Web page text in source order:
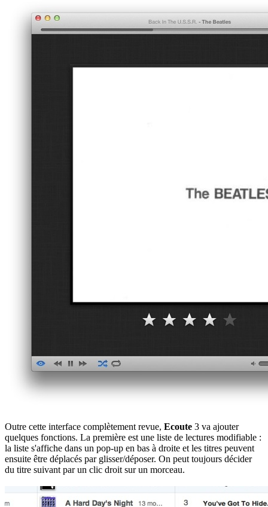
Outre cette interface complètement revue, Ecoute 3 va ajouter
quelques fonctions. La première est une liste de lectures modifiable :
la liste s'affiche dans un pop-up en bas à droite et les titres peuvent
ensuite être déplacés par glisser/déposer. On peut toujours décider
du titre suivant par un clic droit sur un morceau.